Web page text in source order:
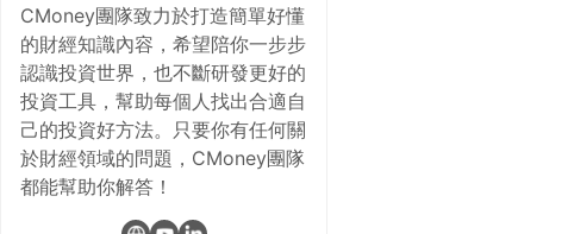
CMoney團隊致力於打造簡單好懂
的財經知識內容，希望陪你一步步
認識投資世界，也不斷研發更好的
投資工具，幫助每個人找出合適自
己的投資好方法。只要你有任何關
於財經領域的問題，CMoney團隊
都能幫助你解答！